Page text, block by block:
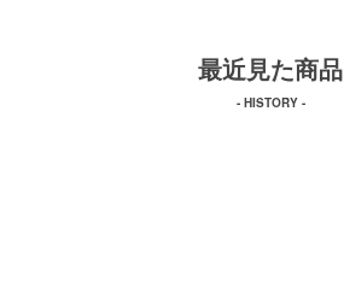
最近見た商品
- HISTORY -